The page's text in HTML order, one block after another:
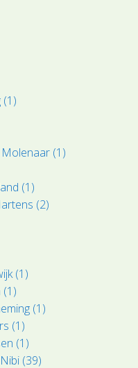
(1)
(1)
(1)
(2)
(1)
(1)
(1)
(1)
(39)